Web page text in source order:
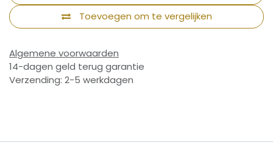
Toevoegen om te vergelijken
Algemene voorwaarden
14-dagen geld terug garantie
Verzending: 2-5 werkdagen